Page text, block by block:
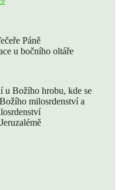
Páně
u bočního oltáře
u Božího hrobu, kde se
milosrdenství a